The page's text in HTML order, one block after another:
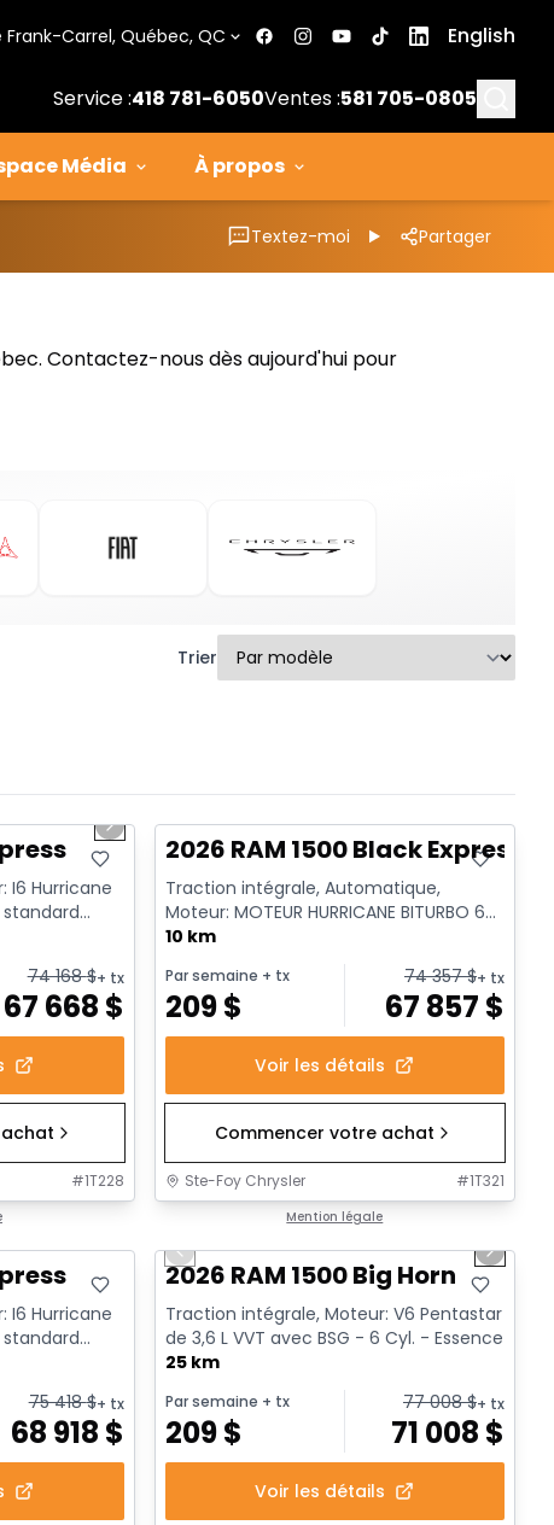
Frank-Carrel, Québec, QC English
Service :418 781-6050Ventes :581 705-0805
Média À propos
Textez-moi Partager
Contactez-nous dès aujourd'hui pour
Trier
1/7
Next slide
I6 Hurricane
74 168$+ tx
67 668 $
#1T228
En stock
2026 RAM 1500 Black Express
Traction intégrale, Automatique,
Moteur: MOTEUR HURRICANE BITURBO 6
CYL 3L SYST A/ ARR-DEM - 6 Cyl. ...
10 km
Par semaine + tx
209$
74 357$+ tx
67 857 $
Voir les détails
Commencer votre achat
Ste-Foy Chrysler #1T321
Mention légale
I6 Hurricane
75 418$+ tx
68 918 $
Previous slide Next
2026 RAM 1500 Big Horn
Traction intégrale, Moteur: V6 Pentastar
de 3,6 L VVT avec BSG - 6 Cyl. - Essence
25 km
Par semaine + tx
209$
77 008$+ tx
71 008 $
Voir les détails